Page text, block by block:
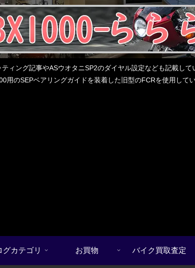
ィング記事やASウオタニSP2のダイヤル設定なども記載し
用のSEPベアリングガイドを装着した旧型のFCRを使用し
グカテゴリ お買物 バイク買取査定